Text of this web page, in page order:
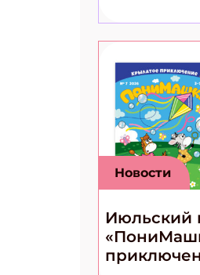
Новости
Июльский